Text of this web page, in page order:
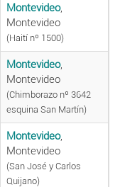
Montevideo,
Montevideo
(Haití nº 1500)
Montevideo,
Montevideo
(Chimborazo nº 3642
esquina San Martín)
Montevideo,
Montevideo
(San José y Carlos
Quijano)